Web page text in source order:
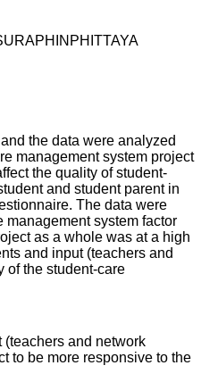
the data were analyzed
management system project
the quality of student-
and student parent in
The data were
system factor
as a whole was at a high
and input (teachers and
of the student-care
and network
to be more responsive to the